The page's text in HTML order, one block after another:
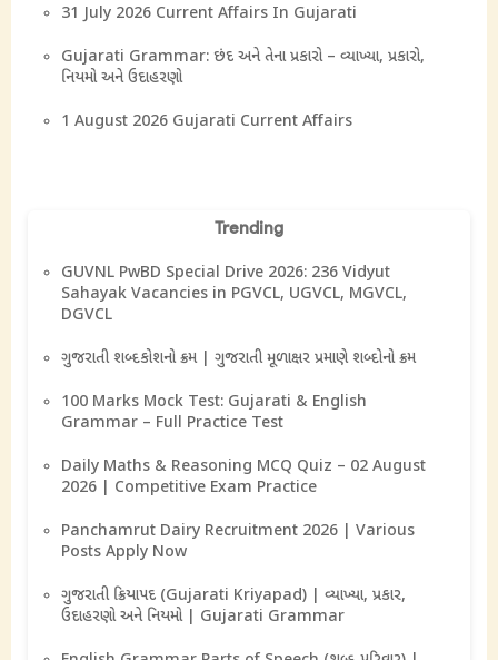
31 July 2026 Current Affairs In Gujarati
Gujarati Grammar: છંદ અને તેના પ્રકારો – વ્યાખ્યા, પ્રકારો,
નિયમો અને ઉદાહરણો
1 August 2026 Gujarati Current Affairs
Trending
GUVNL PwBD Special Drive 2026: 236 Vidyut
Sahayak Vacancies in PGVCL, UGVCL, MGVCL,
DGVCL
ગુજરાતી શબ્દકોશનો ક્રમ | ગુજરાતી મૂળાક્ષર પ્રમાણે શબ્દોનો ક્રમ
100 Marks Mock Test: Gujarati & English
Grammar – Full Practice Test
Daily Maths & Reasoning MCQ Quiz – 02 August
2026 | Competitive Exam Practice
Panchamrut Dairy Recruitment 2026 | Various
Posts Apply Now
ગુજરાતી ક્રિયાપદ (Gujarati Kriyapad) | વ્યાખ્યા, પ્રકાર,
ઉદાહરણો અને નિયમો | Gujarati Grammar